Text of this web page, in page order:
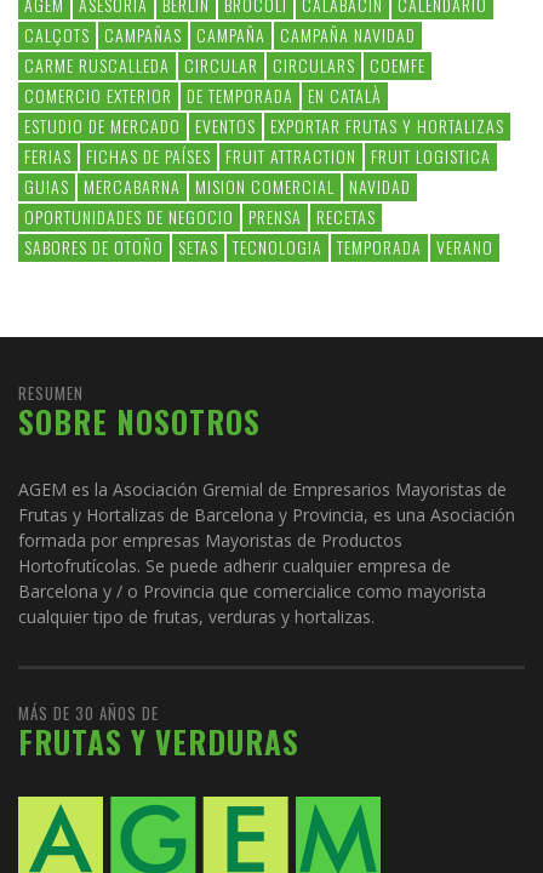
CALÇOTS
CAMPAÑAS CAMPAÑA
CAMPAÑA NAVIDAD
CARME RUSCALLEDA
CIRCULAR CIRCULARS
COEMFE
COMERCIO EXTERIOR
DE TEMPORADA
EN CATALÀ
ESTUDIO DE MERCADO
EVENTOS
EXPORTAR FRUTAS Y HORTALIZAS
FERIAS
FICHAS DE PAÍSES FRUIT ATTRACTION
FRUIT LOGISTICA
GUIAS
MERCABARNA MISION COMERCIAL
NAVIDAD
OPORTUNIDADES DE NEGOCIO
PRENSA
RECETAS
SABORES DE OTOÑO
SETAS TECNOLOGIA TEMPORADA VERANO
RESUMEN
SOBRE NOSOTROS
AGEM es la Asociación Gremial de Empresarios Mayoristas de
Frutas y Hortalizas de Barcelona y Provincia, es una Asociación
formada por empresas Mayoristas de Productos
Hortofrutícolas. Se puede adherir cualquier empresa de
Barcelona y / o Provincia que comercialice como mayorista
cualquier tipo de frutas, verduras y hortalizas.
MÁS DE 30 AÑOS DE
FRUTAS Y VERDURAS